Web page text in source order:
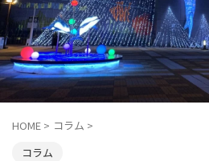
HOME > コラム >
コラム